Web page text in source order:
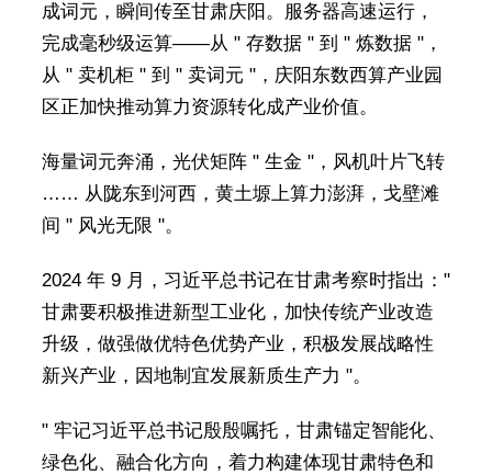
成词元，瞬间传至甘肃庆阳。服务器高速运行，
完成毫秒级运算——从 " 存数据 " 到 " 炼数据 "，
从 " 卖机柜 " 到 " 卖词元 "，庆阳东数西算产业园
区正加快推动算力资源转化成产业价值。
海量词元奔涌，光伏矩阵 " 生金 "，风机叶片飞转
…… 从陇东到河西，黄土塬上算力澎湃，戈壁滩
间 " 风光无限 "。
2024 年 9 月，习近平总书记在甘肃考察时指出："
甘肃要积极推进新型工业化，加快传统产业改造
升级，做强做优特色优势产业，积极发展战略性
新兴产业，因地制宜发展新质生产力 "。
" 牢记习近平总书记殷殷嘱托，甘肃锚定智能化、
绿色化、融合化方向，着力构建体现甘肃特色和